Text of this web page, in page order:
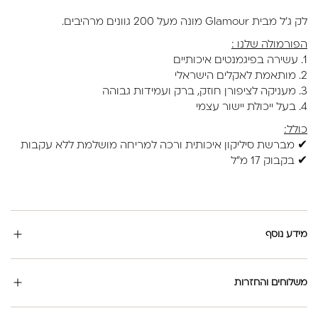
לק ג'ל מבית Glamour מונה מעל 200 גוונים מרהיבים.
הפורמולה שלנו :
1. עשירה בפיגמנטים איכותיים
2. מותאמת לאקלים הישראלי
3. מעניקה לציפורן חוזק, ברק ועמידות גבוהה
4. בעל ייכולת יישור עצמי
כולל:
✔ מברשת סיליקון איכותית ורכה למריחה מושלמת ללא עקבות
✔ בקבוק 17 מ"ל
מידע נוסף
משלוחים והחזרות